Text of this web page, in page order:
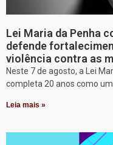
Lei Maria da Penha
defende
violência contra as
Neste 7 de agosto, a Lei
completa 20 anos como
Leia mais »